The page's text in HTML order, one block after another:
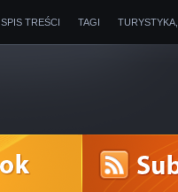
SPIS TREŚCI TAGI